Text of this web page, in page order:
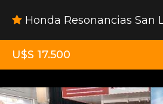
Honda Resonancias San
U$S 17.500